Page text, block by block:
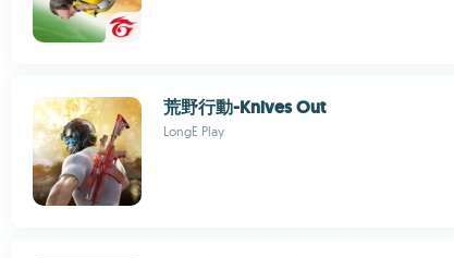
荒野行動-Knives Out
LongE Play